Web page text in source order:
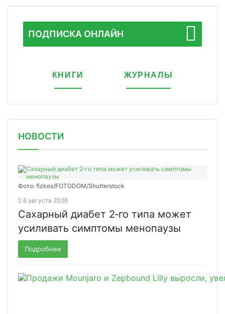
ПОДПИСКА ОНЛАЙН
КНИГИ ЖУРНАЛЫ
НОВОСТИ
Фото: fizkes/FOTODOM/Shutterstock
6 августа 2026
Сахарный диабет 2‑го типа может
усиливать симптомы менопаузы
Подробнее